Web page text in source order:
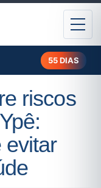
55 DIAS
riscos
evitar